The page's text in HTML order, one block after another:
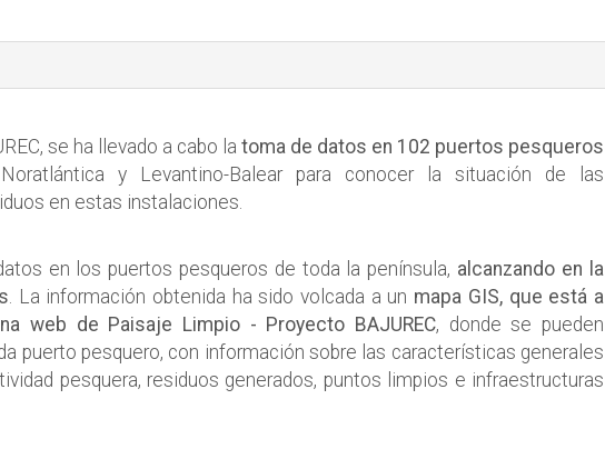
se ha llevado a cabo la toma de datos en 102 puertos pesqueros
y Levantino-Balear para conocer la situación de las
en estas instalaciones.
en los puertos pesqueros de toda la península, alcanzando en la
. La información obtenida ha sido volcada a un mapa GIS, que está a
web de Paisaje Limpio - Proyecto BAJUREC, donde se pueden
puerto pesquero, con información sobre las características generales
pesquera, residuos generados, puntos limpios e infraestructuras